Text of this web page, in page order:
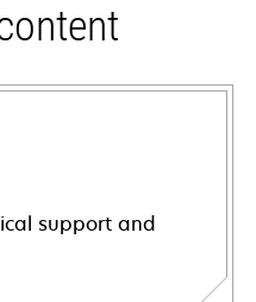
support and